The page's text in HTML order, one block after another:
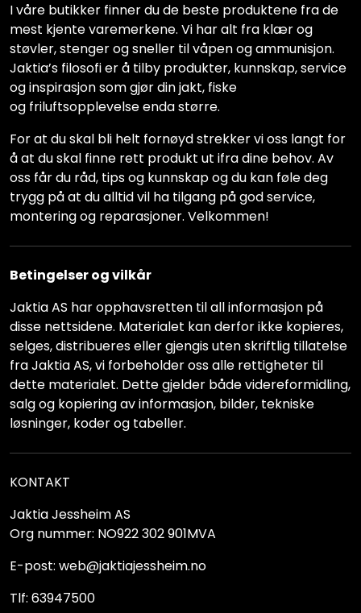
I våre butikker finner du de beste produktene fra de
mest kjente varemerkene. Vi har alt fra klær og
støvler, stenger og sneller til våpen og ammunisjon.
Jaktia’s filosofi er å tilby produkter, kunnskap, service
og inspirasjon som gjør din jakt, fiske
og friluftsopplevelse enda større.
For at du skal bli helt fornøyd strekker vi oss langt for
å at du skal finne rett produkt ut ifra dine behov. Av
oss får du råd, tips og kunnskap og du kan føle deg
trygg på at du alltid vil ha tilgang på god service,
montering og reparasjoner. Velkommen!
Betingelser og vilkår
Jaktia AS har opphavsretten til all informasjon på
disse nettsidene. Materialet kan derfor ikke kopieres,
selges, distribueres eller gjengis uten skriftlig tillatelse
fra Jaktia AS, vi forbeholder oss alle rettigheter til
dette materialet. Dette gjelder både videreformidling,
salg og kopiering av informasjon, bilder, tekniske
løsninger, koder og tabeller.
KONTAKT
Jaktia Jessheim AS
Org nummer: NO922 302 901MVA
E-post: web@jaktiajessheim.no
Tlf: 63947500